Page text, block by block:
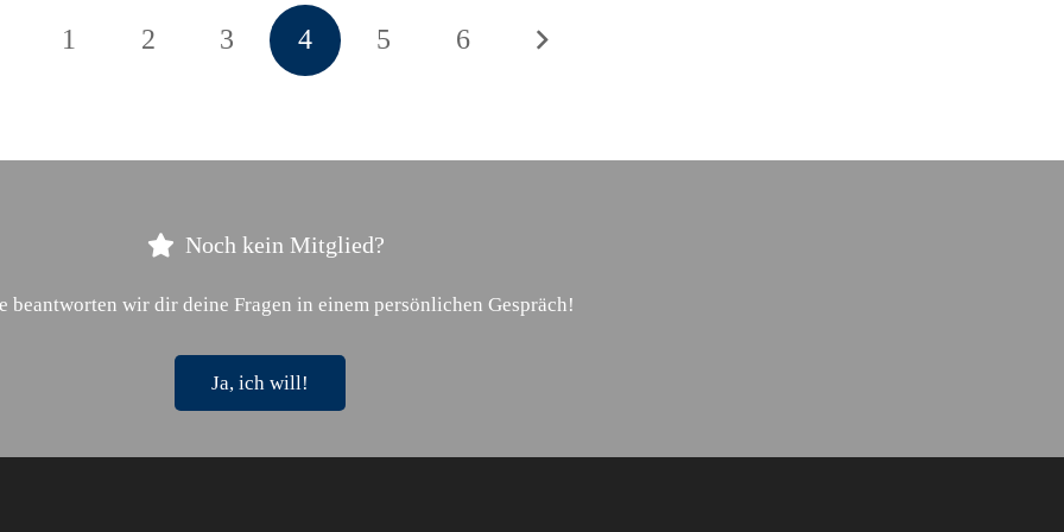
1 2 3 4 5 6
Noch kein Mitglied?
beantworten wir dir deine Fragen in einem persönlichen Gespräch!
Ja, ich will!